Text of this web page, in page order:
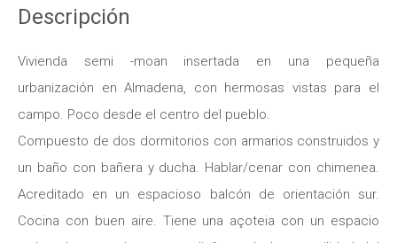
Descripción
Vivienda semi -moan insertada en una pequeña
urbanización en Almadena, con hermosas vistas para el
campo. Poco desde el centro del pueblo.
Compuesto de dos dormitorios con armarios construidos y
un baño con bañera y ducha. Hablar/cenar con chimenea.
Acreditado en un espacioso balcón de orientación sur.
Cocina con buen aire. Tiene una açoteia con un espacio